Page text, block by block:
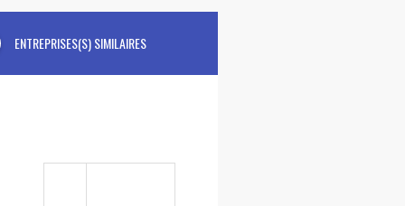
ENTREPRISES(S) SIMILAIRES